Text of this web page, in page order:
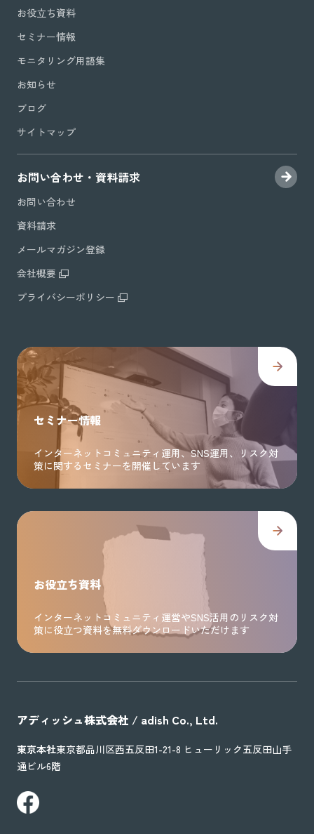
お役立ち資料
セミナー情報
モニタリング用語集
お知らせ
ブログ
サイトマップ
お問い合わせ・資料請求
お問い合わせ
資料請求
メールマガジン登録
会社概要
プライバシーポリシー
セミナー情報
インターネットコミュニティ運用、SNS運用、リスク対
策に関するセミナーを開催しています
お役立ち資料
インターネットコミュニティ運営やSNS活用のリスク対
策に役立つ資料を無料ダウンロードいただけます
アディッシュ株式会社 / adish Co., Ltd.
東京本社東京都品川区西五反田1-21-8 ヒューリック五反田山手
通ビル6階